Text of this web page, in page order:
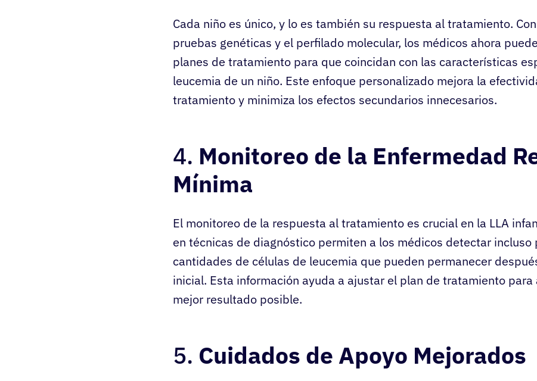
Cada niño es único, y lo es también su respuesta al tratamiento.
pruebas genéticas y el perfilado molecular, los médicos ahora
planes de tratamiento para que coincidan con las características
leucemia de un niño. Este enfoque personalizado mejora la
tratamiento y minimiza los efectos secundarios innecesarios.
4. Monitoreo de la Enfermedad
Mínima
El monitoreo de la respuesta al tratamiento es crucial en la LLA
en técnicas de diagnóstico permiten a los médicos detectar incluso
cantidades de células de leucemia que pueden permanecer
inicial. Esta información ayuda a ajustar el plan de tratamiento para
mejor resultado posible.
5. Cuidados de Apoyo Mejorados